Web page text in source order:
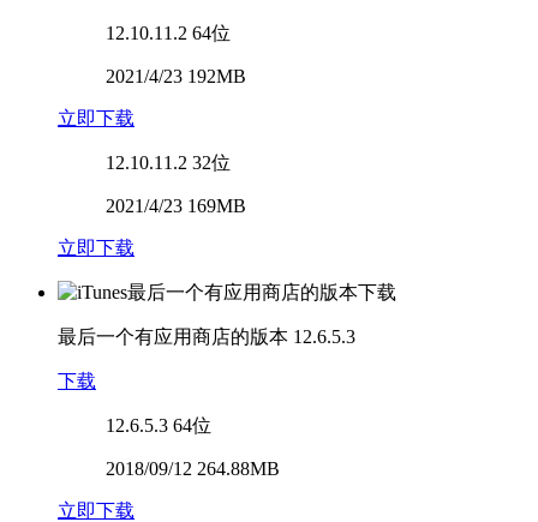
12.10.11.2 64位
2021/4/23 192MB
立即下载
12.10.11.2 32位
2021/4/23 169MB
立即下载
最后一个有应用商店的版本 12.6.5.3
下载
12.6.5.3 64位
2018/09/12 264.88MB
立即下载